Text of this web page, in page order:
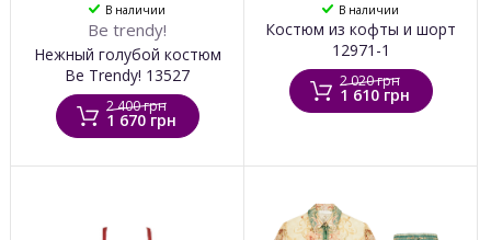
В наличии
Be trendy!
Нежный голубой костюм
Be Trendy! 13527
2 400 грн
1 670 грн
В наличии
Костюм из кофты и шорт
12971-1
2 020 грн
1 610 грн